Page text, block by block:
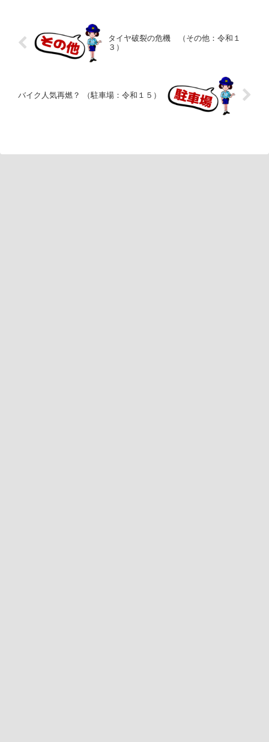
タイヤ破裂の危機 （その他：令和１
３）
バイク人気再燃？ （駐車場：令和１５）